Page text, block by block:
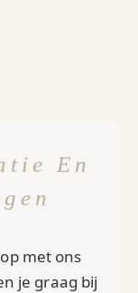
En
met ons
je graag bij